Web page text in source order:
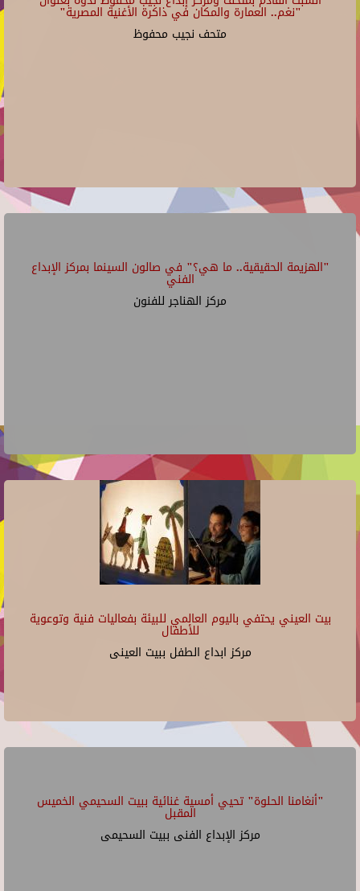
"نغم.. العمارة والمكان في ذاكرة الأغنية المصرية"
متحف نجيب محفوظ
"الهزيمة الحقيقية.. ما هي؟" في صالون السينما بمركز الإبداع
الفني
مركز الهناجر للفنون
بيت العيني يحتفي باليوم العالمي للبيئة بفعاليات فنية وتوعوية
للأطفال
مركز ابداع الطفل ببيت العينى
"أنغامنا الحلوة" تحيي أمسية غنائية ببيت السحيمي الخميس
المقبل
مركز الإبداع الفنى ببيت السحيمى